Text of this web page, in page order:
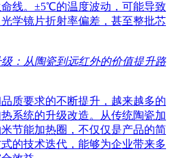
线。±5℃的温度波动，可能导致
学镜片折射率偏差，甚至整批芯
：从陶瓷到远红外的价值提升路
质要求的不断提升，越来越多的
系统的升级改造。从传统陶瓷加
节能加热圈，不仅仅是产品的简
的技术迭代，能够为企业带来多